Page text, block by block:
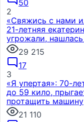
50
2
«Свяжись с нами
21-летняя
угрожали,
29 215
17
3
«Я упертая»: 70-
до 59 кило,
протащить машину
21 110